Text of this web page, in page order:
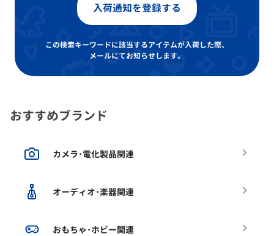
入荷通知を登録する
この検索キーワードに該当するアイテムが入荷した際、
メールにてお知らせします。
おすすめブランド
カメラ･電化製品関連
オーディオ･楽器関連
おもちゃ･ホビー関連